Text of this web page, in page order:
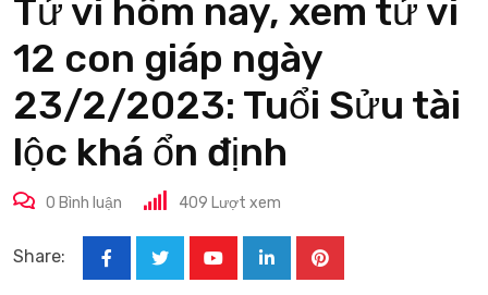
Tử vi hôm nay, xem tử vi
12 con giáp ngày
23/2/2023: Tuổi Sửu tài
lộc khá ổn định
0 Bình luận 409 Lượt xem
Share:
LinkedInPinterest